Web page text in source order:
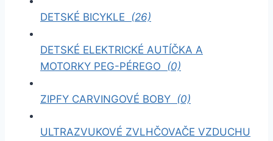
DETSKÉ BICYKLE (26)
DETSKÉ ELEKTRICKÉ AUTÍČKA A
MOTORKY PEG-PÉREGO (0)
ZIPFY CARVINGOVÉ BOBY (0)
ULTRAZVUKOVÉ ZVLHČOVAČE VZDUCHU